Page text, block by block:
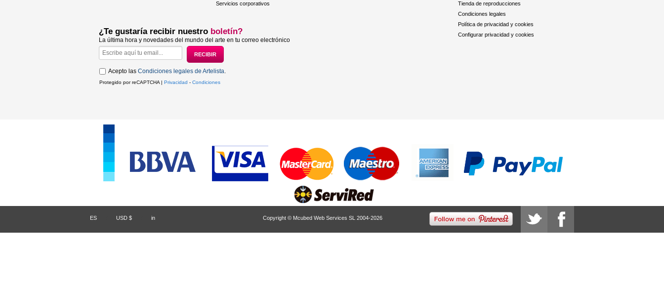
Servicios corporativos
Tienda de reproducciones
Condiciones legales
Política de privacidad y cookies
Configurar privacidad y cookies
¿Te gustaría recibir nuestro boletín?
La última hora y novedades del mundo del arte en tu correo electrónico
Acepto las Condiciones legales de Artelista.
Protegido por reCAPTCHA | Privacidad - Condiciones
ES USD $ in Copyright © Mcubed Web Services SL 2004-2026